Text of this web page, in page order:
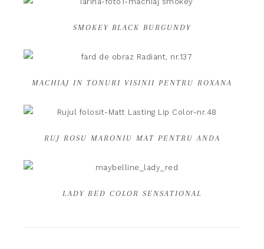
SMOKEY BLACK BURGUNDY
MACHIAJ IN TONURI VISINII PENTRU ROXANA
RUJ ROSU MARONIU MAT PENTRU ANDA
LADY RED COLOR SENSATIONAL